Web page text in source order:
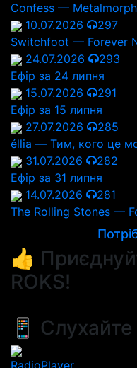
Confess —
10.07.2026
297
Switchfoot — Forever
24.07.2026
293
Ефір за 24 липня
15.07.2026
291
Ефір за 15 липня
27.07.2026
285
éllia — Тим, кого це
31.07.2026
282
Ефір за 31 липня
14.07.2026
281
The Rolling Stones —
👍
ROKS!
📱
RadioPlayer